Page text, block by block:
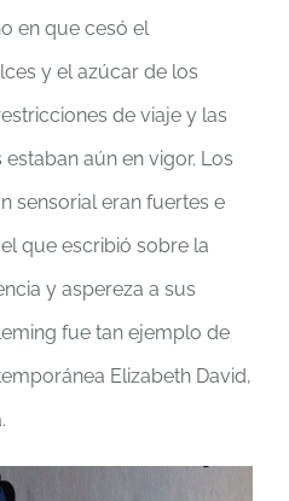
en que cesó el
y el azúcar de los
de viaje y las
aún en vigor. Los
sensorial eran fuertes e
que escribió sobre la
y aspereza a sus
fue tan ejemplo de
Elizabeth David,